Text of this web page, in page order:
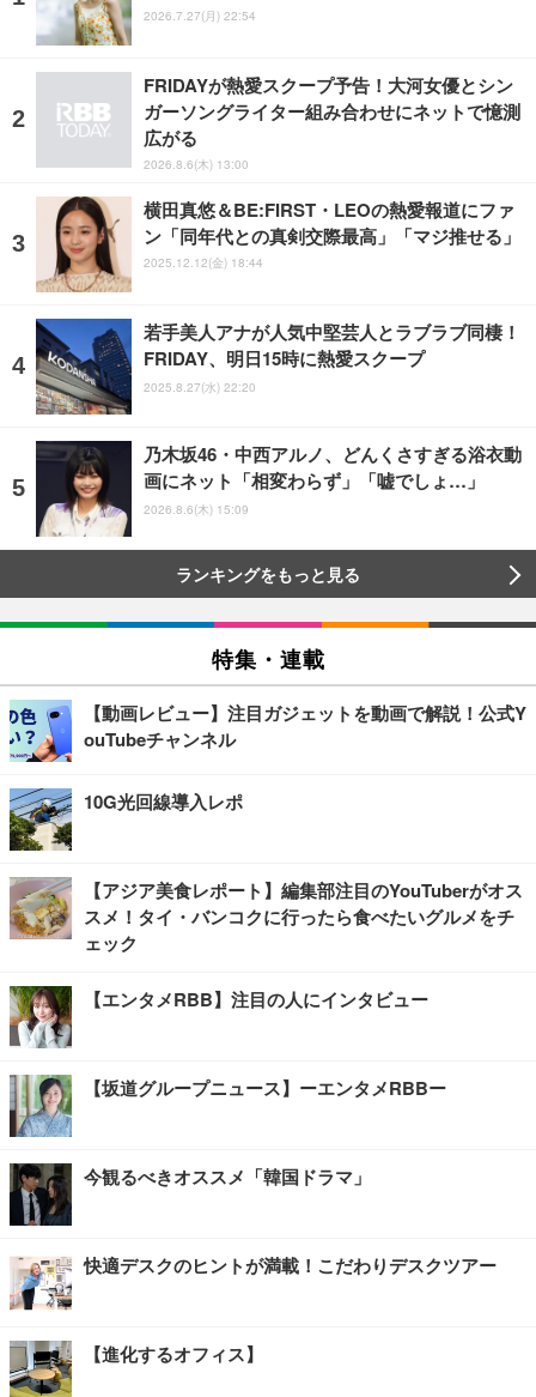
2026.7.27(月) 22:54
FRIDAYが熱愛スクープ予告！大河女優とシン
ガーソングライター組み合わせにネットで憶測
広がる
2026.8.6(木) 13:00
横田真悠＆BE:FIRST・LEOの熱愛報道にファ
ン「同年代との真剣交際最高」「マジ推せる」
2025.12.12(金) 18:44
若手美人アナが人気中堅芸人とラブラブ同棲！
FRIDAY、明日15時に熱愛スクープ
2025.8.27(水) 22:20
乃木坂46・中西アルノ、どんくさすぎる浴衣動
画にネット「相変わらず」「嘘でしょ…」
2026.8.6(木) 15:09
ランキングをもっと見る
特集・連載
【動画レビュー】注目ガジェットを動画で解説！公式Y
ouTubeチャンネル
10G光回線導入レポ
【アジア美食レポート】編集部注目のYouTuberがオス
スメ！タイ・バンコクに行ったら食べたいグルメをチ
ェック
【エンタメRBB】注目の人にインタビュー
【坂道グループニュース】ーエンタメRBBー
今観るべきオススメ「韓国ドラマ」
快適デスクのヒントが満載！こだわりデスクツアー
【進化するオフィス】